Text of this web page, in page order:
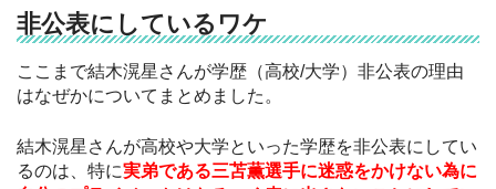
非公表にしているワケ
ここまで結木滉星さんが学歴（高校/大学）非公表の理由
はなぜかについてまとめました。
結木滉星さんが高校や大学といった学歴を非公表にしてい
るのは、特に実弟である三苫薫選手に迷惑をかけない為に